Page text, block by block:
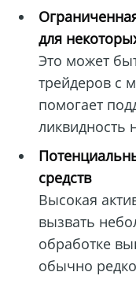
для
Это может
трейдеров с
помогает
ликвидность
средств
Высокая
вызвать
обработке
обычно